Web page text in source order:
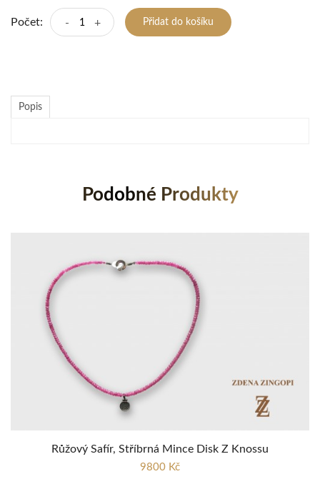
Počet: - + Přidat do košíku
Popis
Podobné Produkty
Růžový Safír, Stříbrná Mince Disk Z Knossu
9800 Kč